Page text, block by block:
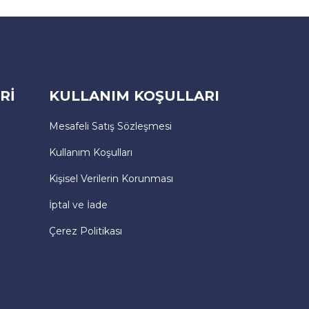
KULLANIM KOŞULLARI
Mesafeli Satış Sözleşmesi
Kullanım Koşulları
Kişisel Verilerin Korunması
İptal ve İade
Çerez Politikası